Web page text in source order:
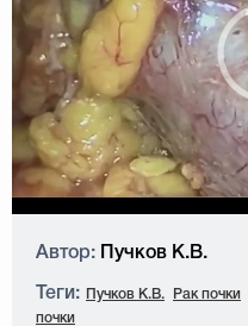
Автор: Пучков К.В.
Теги: Пучков К.В. Рак почки
почки